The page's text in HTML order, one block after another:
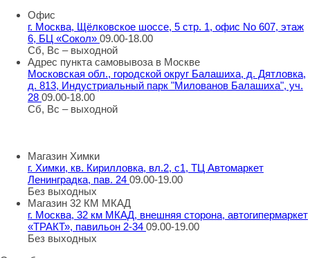
Офис
г. Москва, Щёлковское шоссе, 5 стр. 1, офис No 607, этаж
6, БЦ «Сокол» 09.00-18.00
Сб, Вс – выходной
Адрес пункта самовывоза в Москве
Московская обл., городской округ Балашиха, д. Дятловка,
д. 813, Индустриальный парк "Милованов Балашиха", уч.
28 09.00-18.00
Сб, Вс – выходной
Магазин Химки
г. Химки, кв. Кирилловка, вл.2, с1, ТЦ Автомаркет
Ленинградка, пав. 24 09.00-19.00
Без выходных
Магазин 32 КМ МКАД
г. Москва, 32 км МКАД, внешняя сторона, автогипермаркет
«ТРАКТ», павильон 2-34 09.00-19.00
Без выходных